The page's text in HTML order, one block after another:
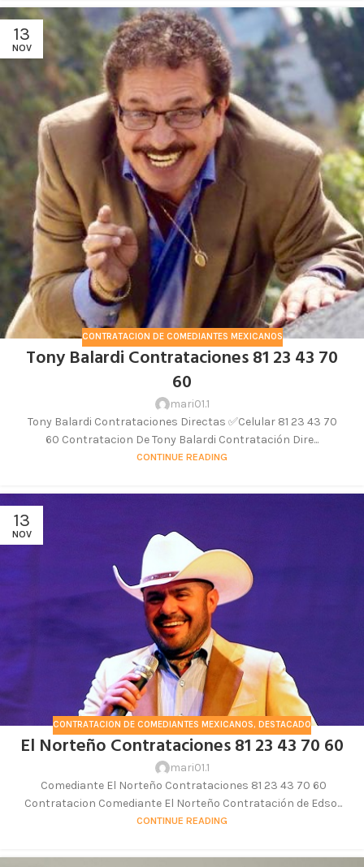
13
NOV
CONTRATACION DE COMEDIANTES MEXICANOS
Tony Balardi Contrataciones 81 23 43 70
60
mari01.1
Tony Balardi Contrataciones Directas ✅Celular 81 23 43 70
60 Contratacion De Tony Balardi Contratación Dire...
CONTINUE READING
13
NOV
CONTRATACION DE COMEDIANTES MEXICANOS, DESTACADO
El Norteño Contrataciones 81 23 43 70 60
mari01.1
Comediante El Norteño Contrataciones 81 23 43 70 60
Contratacion Comediante El Norteño Contratación de Edso...
CONTINUE READING